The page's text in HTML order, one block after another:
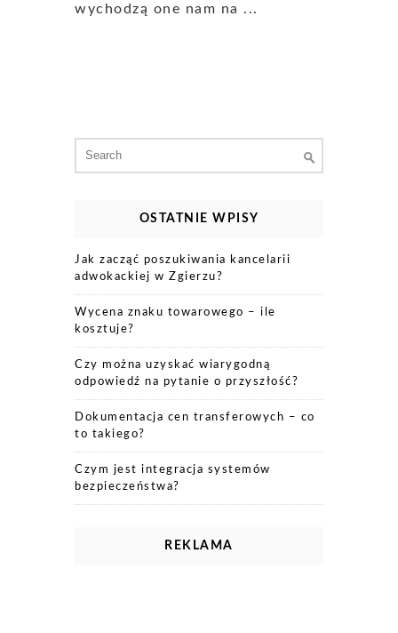
wychodzą one nam na ...
for:
OSTATNIE WPISY
Jak zacząć poszukiwania kancelarii
adwokackiej w Zgierzu?
Wycena znaku towarowego – ile
kosztuje?
Czy można uzyskać wiarygodną
odpowiedź na pytanie o przyszłość?
Dokumentacja cen transferowych – co
to takiego?
Czym jest integracja systemów
bezpieczeństwa?
REKLAMA